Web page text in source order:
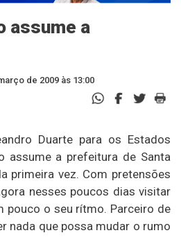
assume a
de 2009 às 13:00
Duarte para os Estados
assume a prefeitura de Santa
primeira vez. Com pretensões
nesses poucos dias visitar
pouco o seu rítmo. Parceiro de
nada que possa mudar o rumo